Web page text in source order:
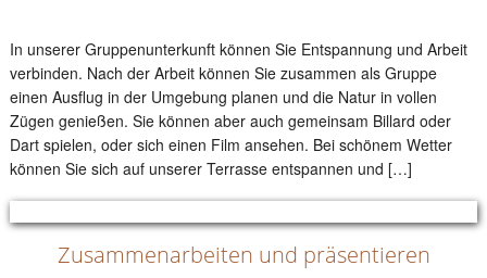
In unserer Gruppenunterkunft können Sie Entspannung und Arbeit
verbinden. Nach der Arbeit können Sie zusammen als Gruppe
einen Ausflug in der Umgebung planen und die Natur in vollen
Zügen genießen. Sie können aber auch gemeinsam Billard oder
Dart spielen, oder sich einen Film ansehen. Bei schönem Wetter
können Sie sich auf unserer Terrasse entspannen und […]
Zusammenarbeiten und präsentieren